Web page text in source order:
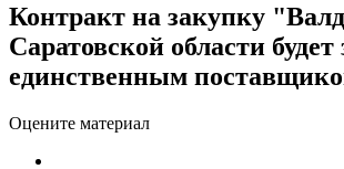
Контракт на закупку
Саратовской области
единственным
Оцените материал